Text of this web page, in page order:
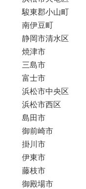
駿東郡小山町
南伊豆町
静岡市清水区
焼津市
三島市
富士市
浜松市中央区
浜松市西区
島田市
御前崎市
掛川市
伊東市
藤枝市
御殿場市